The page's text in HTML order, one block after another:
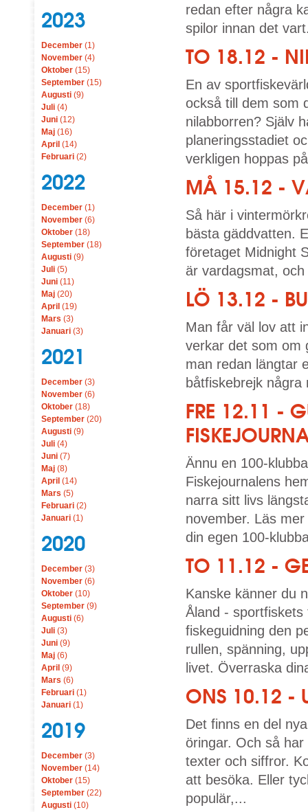
2023
December (1)
November (4)
Oktober (15)
September (15)
Augusti (9)
Juli (4)
Juni (12)
Maj (16)
April (14)
Februari (2)
2022
December (1)
November (6)
Oktober (18)
September (18)
Augusti (9)
Juli (5)
Juni (11)
Maj (20)
April (19)
Mars (3)
Januari (3)
2021
December (3)
November (6)
Oktober (18)
September (20)
Augusti (9)
Juli (4)
Juni (7)
Maj (8)
April (14)
Mars (5)
Februari (2)
Januari (1)
2020
December (3)
November (6)
Oktober (10)
September (9)
Augusti (6)
Juli (3)
Juni (9)
Maj (6)
April (9)
Mars (6)
Februari (1)
Januari (1)
2019
December (3)
November (14)
Oktober (15)
September (22)
Augusti (10)
redan efter några
spilor innan det
TO 18.12 -
En av
också till dem som
nilabborren? Själv
planeringsstadiet
verkligen hoppas
MÅ 15.12 -
Så här i
bästa gäddvatten.
företaget Midnight
är vardagsmat,
LÖ 13.12 -
Man får väl lov att
verkar det som om
man redan längtar
båtfiskebrejk
FRE 12.11 -
Ännu en 100-
Fiskejournalens
narra sitt livs
november. Läs
din egen 100-
TO 11.12 - GE
Kanske känner du
Åland -
fiskeguidning den
rullen, spänning,
livet. Överraska
ONS 10.12 -
Det finns en del
öringar. Och så
texter och siffror.
att besöka. Eller
populär,...